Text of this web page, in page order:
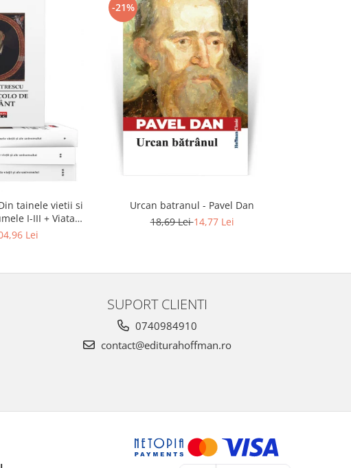
tainele vietii si
I-III + Viata
Lei
-21%
Urcan batranul - Pavel Dan
18,69 Lei14,77 Lei
SUPORT CLIENTI
0740984910
contact@editurahoffman.ro